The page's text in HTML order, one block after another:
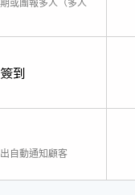
或團報多人（多人
到
自動通知顧客